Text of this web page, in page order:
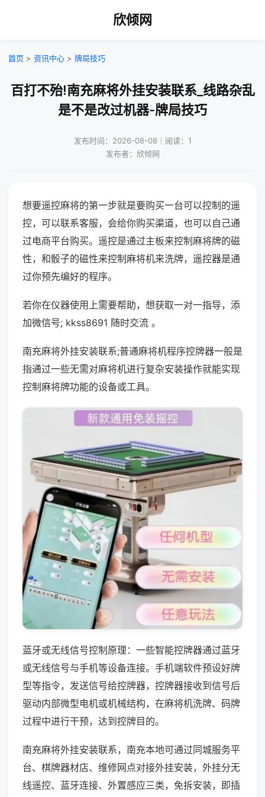
欣倾网
首页 > 资讯中心 > 牌局技巧
百打不殆!南充麻将外挂安装联系_线路杂乱
是不是改过机器-牌局技巧
发布时间：2026-08-08｜阅读：1
发布者：欣倾网
想要遥控麻将的第一步就是要购买一台可以控制的遥
控，可以联系客服，会给你购买渠道，也可以自己通
过电商平台购买。遥控是通过主板来控制麻将牌的磁
性，和骰子的磁性来控制麻将机来洗牌，遥控器是通
过你预先编好的程序。
若你在仪器使用上需要帮助，想获取一对一指导，添
加微信号; kkss8691 随时交流 。
南充麻将外挂安装联系;普通麻将机程序控牌器一般是
指通过一些无需对麻将机进行复杂安装操作就能实现
控制麻将牌功能的设备或工具。
蓝牙或无线信号控制原理：一些智能控牌器通过蓝牙
或无线信号与手机等设备连接。手机端软件预设好牌
型等指令，发送信号给控牌器，控牌器接收到信号后
驱动内部微型电机或机械结构，在麻将机洗牌、码牌
过程中进行干预，达到控牌目的。
南充麻将外挂安装联系，南充本地可通过同城服务平
台、棋牌器材店、维修网点对接外挂安装，外挂分无
线遥控、蓝牙连接、外置感应三类，免拆安装，即插